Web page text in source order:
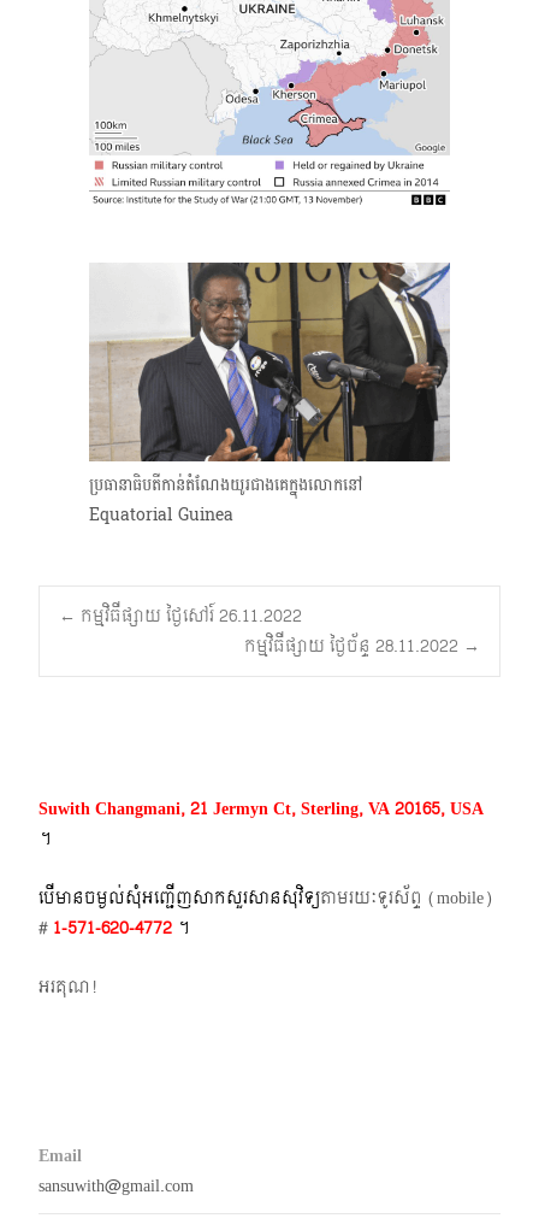
ប្រធានាធិបតីកាន់តំណែងយូរជាងគេក្នុងលោកនៅ
Equatorial Guinea
Post
navigation
← កម្មវិធីផ្សាយ ថ្ងៃសៅរ៍ 26.11.2022
កម្មវិធីផ្សាយ ថ្ងៃច័ន្ទ 28.11.2022 →
Suwith Changmani, 21 Jermyn Ct, Sterling, VA 20165, USA
។​
បើមានចម្ងល់​សុំអញ្ជើញសាកសួរសានសុវិទ្យតាមរយៈទូរស័ព្ទ​ (mobile)​
# 1-571-620-4772​ ។
អរគុណ!
Email
sansuwith@gmail.com